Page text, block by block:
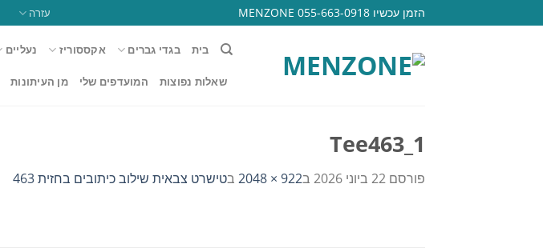
to
הזמן עכשיו 055-663-0918 MENZONE עזרה
בית בגדי גברים אקססוריז נעליים
שאלות נפוצות המועדפים שלי מן העיתונות
Tee463_1
פורסם 22 ביוני 2026 ב922 × 2048 בטישרט צבאית שילוב כיתובים בחזית 463